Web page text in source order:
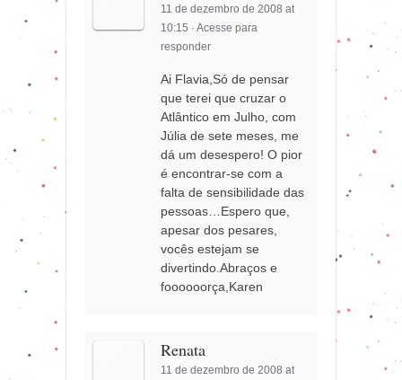
11 de dezembro de 2008 at
10:15 ·Acesse para
responder
Ai Flavia,Só de pensar
que terei que cruzar o
Atlântico em Julho, com
Júlia de sete meses, me
dá um desespero! O pior
é encontrar-se com a
falta de sensibilidade das
pessoas…Espero que,
apesar dos pesares,
vocês estejam se
divertindo.Abraços e
foooooorça,Karen
Renata
11 de dezembro de 2008 at